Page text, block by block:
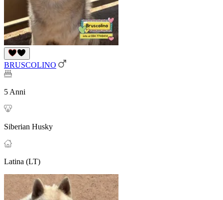
BRUSCOLINO
5 Anni
Siberian Husky
Latina (LT)